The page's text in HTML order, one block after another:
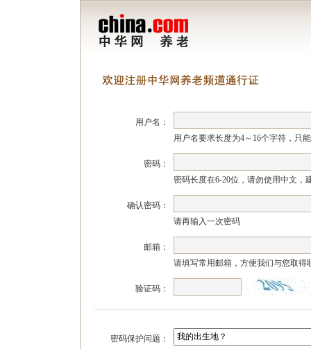
用户名：
用户名要求长度为4～16个字符，只
密码：
密码长度在6-20位，请勿使用中文，
确认密码：
请再输入一次密码
邮箱：
请填写常用邮箱，方便我们与您取得
验证码：
密码保护问题：